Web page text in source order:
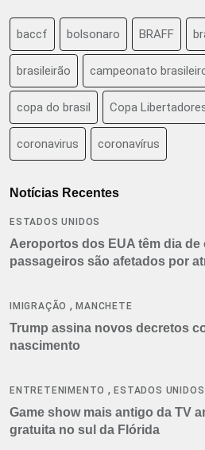
baccf bolsonaro BRAFF
brasileirão campeonato
copa do brasil Copa
coronavirus coronavírus
Notícias Recentes
ESTADOS UNIDOS
Aeroportos dos EUA têm dia de
passageiros são afetados por
IMIGRAÇÃO ,MANCHETE
Trump assina novos decretos
nascimento
ENTRETENIMENTO ,ESTADOS UNIDOS
Game show mais antigo da TV
gratuita no sul da Flórida